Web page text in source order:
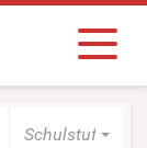
Schulstufe